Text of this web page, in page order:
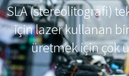
SLA (stereolitografi)
için lazer kullanan
üretmek için çok